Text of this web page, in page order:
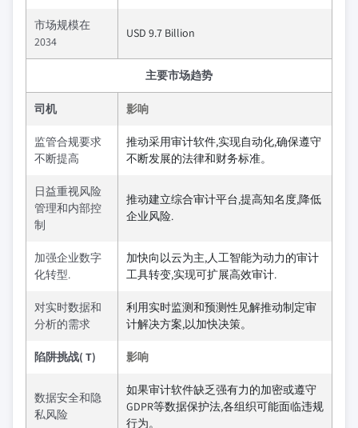
市场规模在
2034
USD 9.7 Billion
主要市场趋势
司机 影响
监管合规要求
不断提高
推动采用审计软件,实现自动化,确保遵守
不断发展的法律和财务标准。
日益重视风险
管理和内部控
制
推动建立综合审计平台,提高知名度,降低
企业风险.
加强企业数字
化转型.
加快向以云为主,人工智能为动力的审计
工具转变,实现可扩展高效审计.
对实时数据和
分析的需求
利用实时监测和预测性见解推动制定审
计解决方案,以加快决策。
陷阱挑战( T) 影响
数据安全和隐
私风险
如果审计软件缺乏强有力的加密或遵守
GDPR等数据保护法,各组织可能面临违规
行为。